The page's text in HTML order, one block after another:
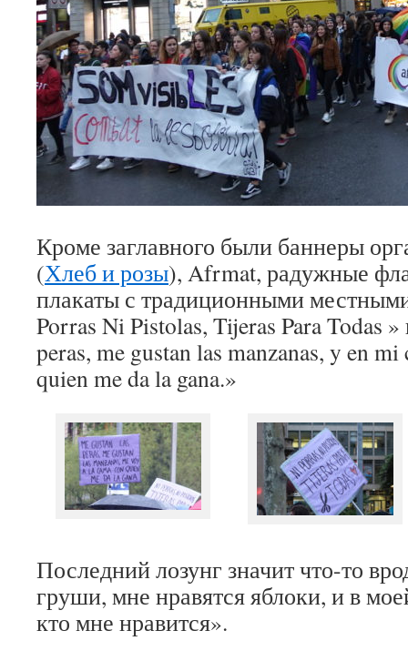
Кроме заглавного были баннеры
(Хлеб и розы), Afrmat, радужные
плакаты с традиционными
Porras Ni Pistolas, Tijeras Para Todas »
peras, me gustan las manzanas, y en
quien me da la gana.»
Последний лозунг значит что-то
груши, мне нравятся яблоки, и в
кто мне нравится».